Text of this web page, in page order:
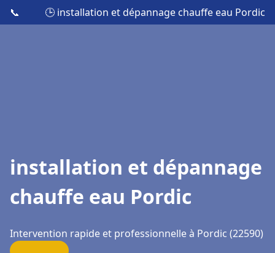
📞 🕒 installation et dépannage chauffe eau Pordic
installation et dépannage
chauffe eau Pordic
Intervention rapide et professionnelle à Pordic (22590)